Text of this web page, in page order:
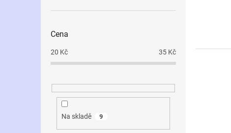
Cena
20 Kč 35 Kč
Na skladě 9
t
d